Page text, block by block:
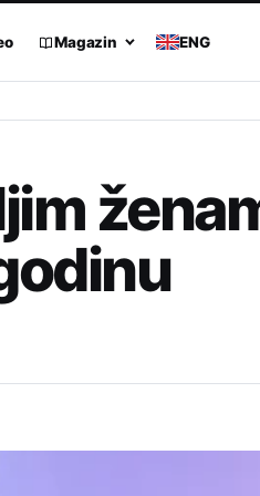
Magazin ENG